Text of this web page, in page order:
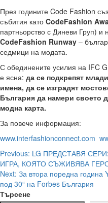
През годините Code Fashion
събития като CodeFashion
партньорство с Диневи Груп) и
CodeFashion Runway –
седмици на модата.
С обединените усилия на IFC
е ясна: да се подкрепят
имена, да се изградят
България да намери своето
модна карта.
За повече информация:
www.interfashionconnect.com
Post
navigation
Previous: LG ПРЕДСТАВЯ
ИГРА, КОЯТО СЪЖИВЯВА
Next: За втора поредна година
под 30“ на Forbes България
Търсене